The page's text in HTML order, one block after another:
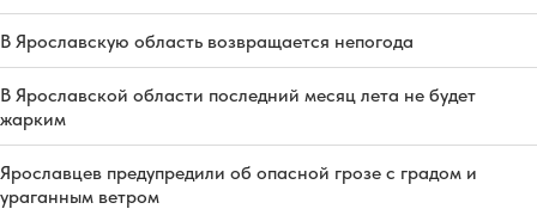
В Ярославскую область возвращается непогода
В Ярославской области последний месяц лета не будет
жарким
Ярославцев предупредили об опасной грозе с градом и
ураганным ветром